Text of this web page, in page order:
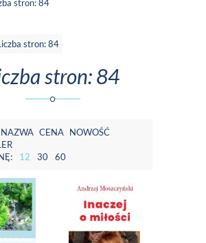
stron: 84
stron: 84
stron: 84
NAZWA CENA NOWOŚĆ
12 30 60